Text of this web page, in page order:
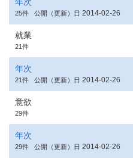
年次
25件 公開（更新）日 2014-02-26
就業
21件
年次
21件 公開（更新）日 2014-02-26
意欲
29件
年次
29件 公開（更新）日 2014-02-26